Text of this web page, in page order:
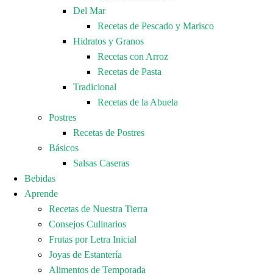
Del Mar
Recetas de Pescado y Marisco
Hidratos y Granos
Recetas con Arroz
Recetas de Pasta
Tradicional
Recetas de la Abuela
Postres
Recetas de Postres
Básicos
Salsas Caseras
Bebidas
Aprende
Recetas de Nuestra Tierra
Consejos Culinarios
Frutas por Letra Inicial
Joyas de Estantería
Alimentos de Temporada